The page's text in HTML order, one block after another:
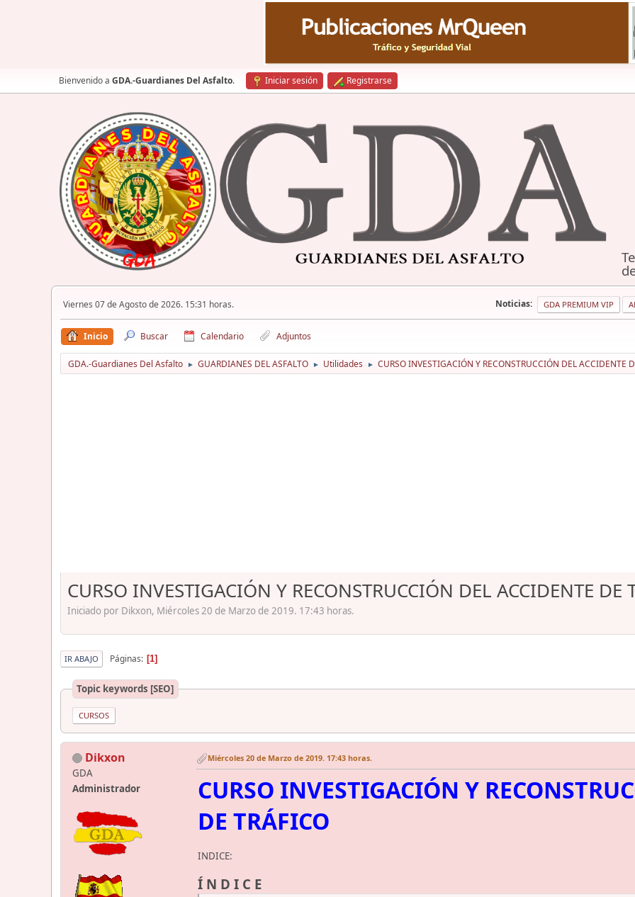
Bienvenido a GDA.-Guardianes Del Asfalto. Iniciar sesión Registrarse
Viernes 07 de Agosto de 2026. 15:31 horas. Noticias: GDA PREMIUM VIP
Inicio Buscar Calendario Adjuntos
GDA.-Guardianes Del Asfalto ► GUARDIANES DEL ASFALTO ► Utilidades ► CURSO INVESTIGACIÓN Y RECONSTRUCCIÓN DEL ACCIDENTE
CURSO INVESTIGACIÓN Y RECONSTRUCCIÓN DEL ACCIDENTE DE
Iniciado por Dikxon, Miércoles 20 de Marzo de 2019. 17:43 horas.
IR ABAJO Páginas 1
Topic keywords [SEO]
CURSOS
Dikxon
GDA
Administrador
Miércoles 20 de Marzo de 2019. 17:43 horas.
CURSO INVESTIGACIÓN Y
DE TRÁFICO
INDICE:
Í N D I C E